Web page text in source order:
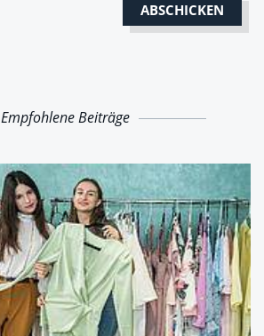
Empfohlene Beiträge